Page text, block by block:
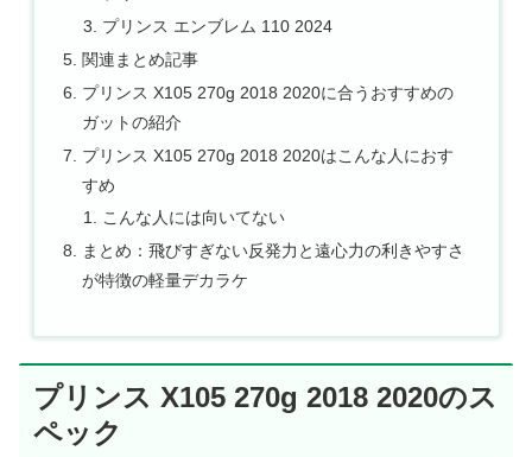
プリンス エンブレム 110 2024
関連まとめ記事
プリンス X105 270g 2018 2020に合うおすすめの
ガットの紹介
プリンス X105 270g 2018 2020はこんな人におす
すめ
こんな人には向いてない
まとめ：飛びすぎない反発力と遠心力の利きやすさ
が特徴の軽量デカラケ
プリンス X105 270g 2018 2020のス
ペック